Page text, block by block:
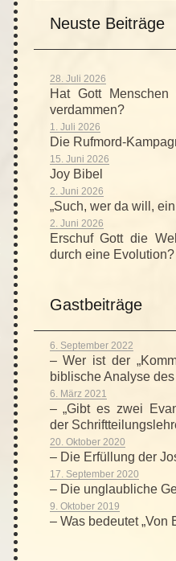
Neuste Beiträge
28. Juli 2026
Hat Gott
verdammen?
1. Juli 2026
Die Rufmord-
15. Juni 2026
Joy Bibel
2. Juni 2026
„Such, wer da will,
2. Juni 2026
Erschuf Gott die
durch eine Evolution?
Gastbeiträge
6. September 2022
– Wer ist der
biblische Analyse
6. März 2021
– „Gibt es zwei
der
20. Oktober 2020
– Die Erfüllung der
17. September 2020
– Die unglaubliche
9. Oktober 2019
– Was bedeutet „Von